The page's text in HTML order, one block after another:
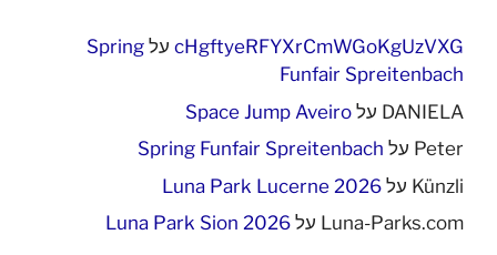
cHgftyeRFYXrCmWGoKgUzVXG על Spring
Funfair Spreitenbach
DANIELA על Space Jump Aveiro
Peter על Spring Funfair Spreitenbach
Künzli על Luna Park Lucerne 2026
Luna-Parks.com על Luna Park Sion 2026